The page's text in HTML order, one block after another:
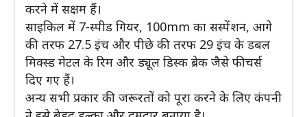
करने में सक्षम हैं।
साइकिल में 7-स्पीड गियर, 100mm का सस्पेंशन, आगे
की तरफ 27.5 इंच और पीछे की तरफ 29 इंच के डबल
मिक्स्ड मेटल के रिम और ड्यूल डिस्क ब्रेक जैसे फीचर्स
दिए गए हैं।
अन्य सभी प्रकार की जरूरतों को पूरा करने के लिए कंपनी